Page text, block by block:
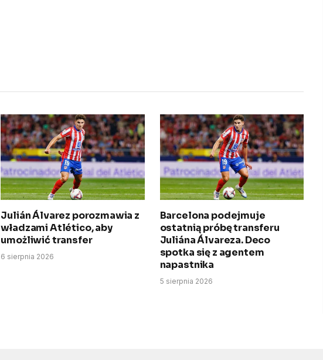
Julián Álvarez porozmawia z
władzami Atlético, aby
umożliwić transfer
6 sierpnia 2026
Barcelona podejmuje
ostatnią próbę transferu
Juliána Álvareza. Deco
spotka się z agentem
napastnika
5 sierpnia 2026